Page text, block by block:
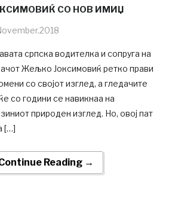
СО НОВ ИМИЏ
српска водителка и сопруга на
Жељко Јоксимовиќ ретко прави
со својот изглед, а гледачите
со години се навикнаа на
природен изглед. Но, овој пат
[…]
Reading →